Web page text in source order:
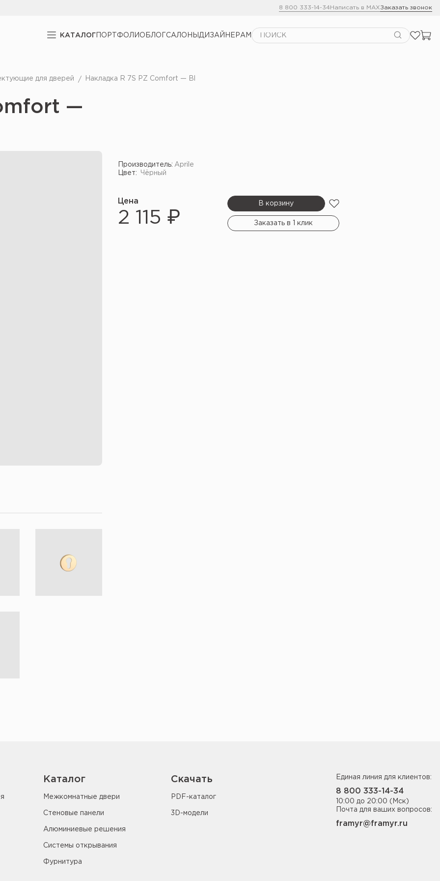
8 800 333-14-34Написать в MAXЗаказать звонок
КАТАЛОГ ПОРТФОЛИО БЛОГСАЛОНЫ ДИЗАЙНЕРАМ
для дверей Накладка R 7S PZ Comfort — Bl
—
Производитель: Aprile
Цвет:
Чёрный
Цена
2 115 ₽
В корзину
Заказать в 1 клик
Каталог
Межкомнатные двери
Стеновые панели
Алюминиевые решения
Системы открывания
Фурнитура
Скачать
PDF-каталог
3D-модели
Единая линия для клиентов:
8 800 333-14-34
10:00 до 20:00 (Мск)
Почта для ваших вопросов:
framyr@framyr.ru